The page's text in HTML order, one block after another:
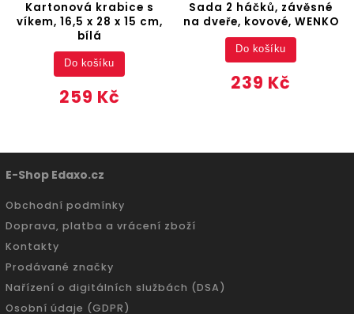
Kartonová krabice s
víkem, 16,5 x 28 x 15 cm,
bílá
259 Kč
Do košíku
Sada 2 háčků, závěsné
na dveře, kovové, WENKO
239 Kč
Do košíku
E-Shop Edaxo.cz
Obchodní podmínky
Doprava, platba a vrácení zboží
Kontakty
Prodávané značky
Nařízení o digitálních službách (DSA)
Osobní údaje (GDPR)